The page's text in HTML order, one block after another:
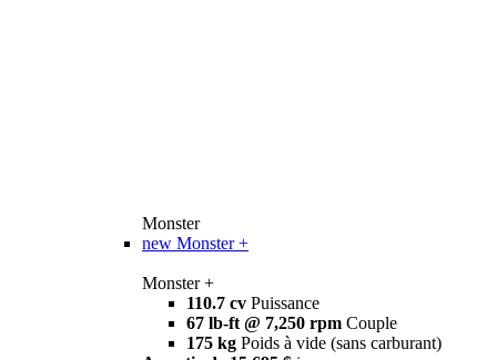
Monster
new Monster +
Monster +
110.7 cv Puissance
67 lb-ft @ 7,250 rpm Couple
175 kg Poids à vide (sans carburant)